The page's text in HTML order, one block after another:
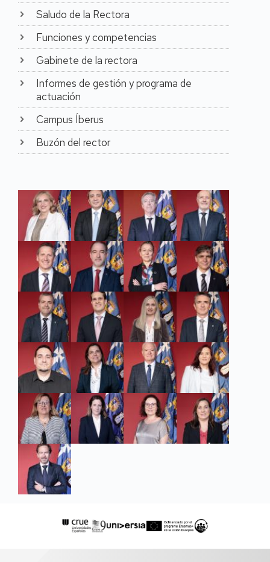
Titular (Microbiología e
impartido más de 50
conferencias nacionales
Europa y LatinoAmérica.
Ha sido impulsora del
Máster Universitario de
Universidad de Zaragoza.
artículos científicos y
capítulos de libros, ha
dirigido 10 tesis
doctorales y ha sido
editora y revisora de
distintas revistas
científicas. Ha
participado en 28
proyectos de
investigación y 2 redes
temáticas de ámbito
nacional, en 6 como IP.
Ha participado en 8
proyectos de
investigación y 4 redes
temáticas
internacionales, en 4
como IP. Ha participado
en contratos de I+D de
especial relevancia con
empresas, Gobierno de
recibido 3 premios a la
actividad investigadora
Saludo de la Rectora
Funciones y competencias
Gabinete de la rectora
Informes de gestión y programa de
actuación
Campus Íberus
Buzón del rector